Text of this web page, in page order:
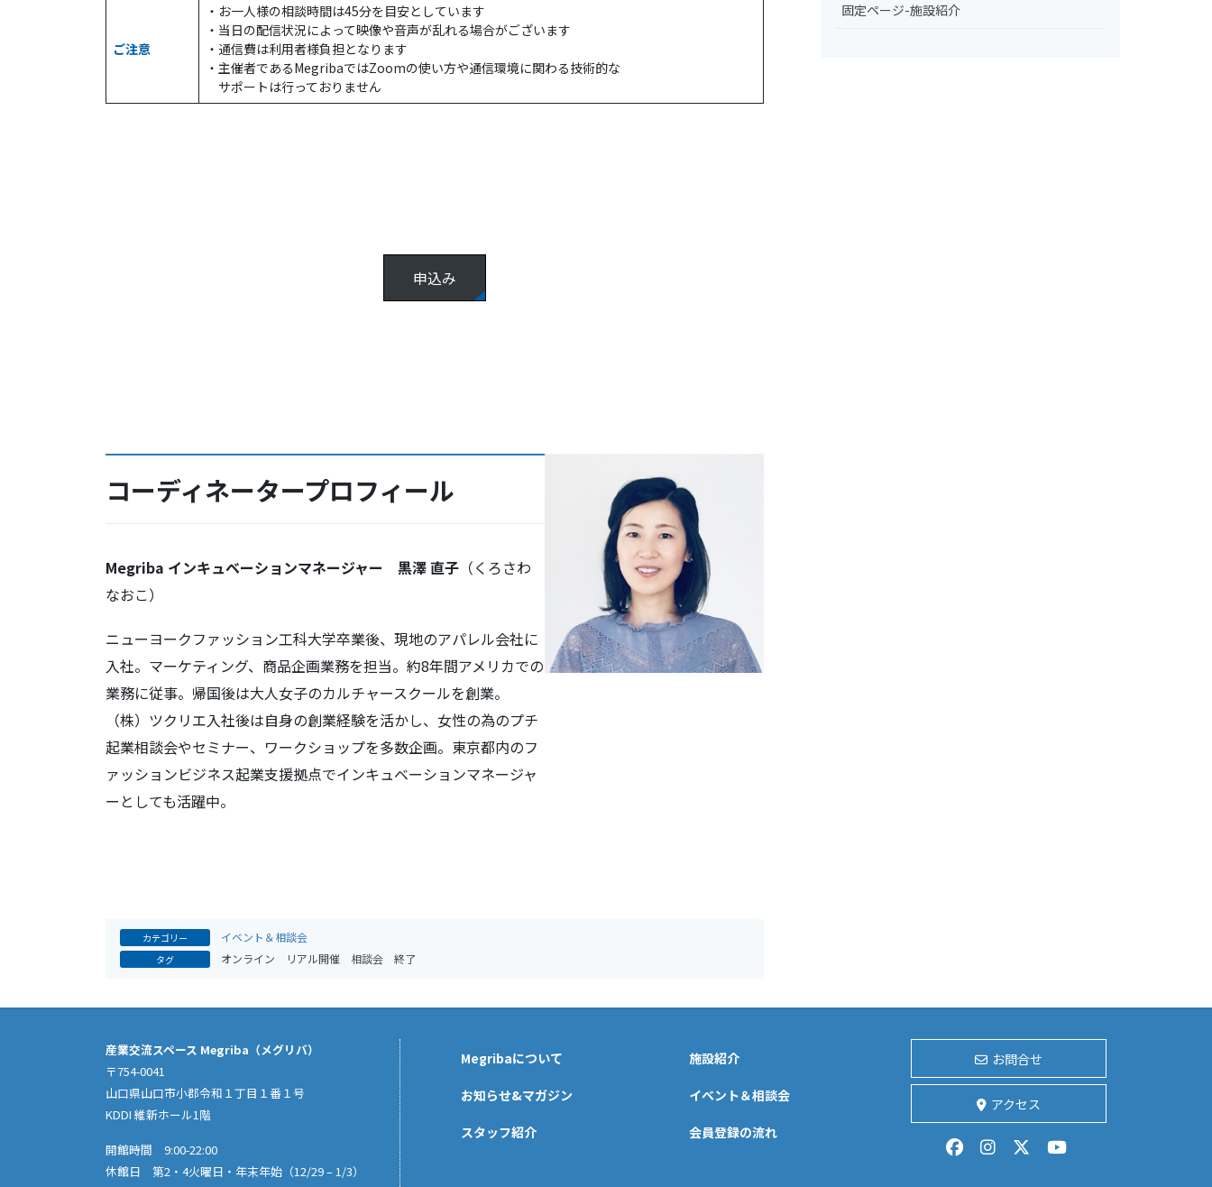
ご注意
・お一人様の相談時間は45分を目安としています
・当日の配信状況によって映像や音声が乱れる場合がございます
・通信費は利用者様負担となります
・主催者であるMegribaではZoomの使い⽅や通信環境に関わる技術的な
サポートは⾏っておりません
申込み
コーディネータープロフィール
Megriba インキュベーションマネージャー 黒澤 直子 （くろさわ
なおこ）
ニューヨークファッション工科大学卒業後、現地のアパレル会社に
入社。マーケティング、商品企画業務を担当。約8年間アメリカでの
業務に従事。帰国後は大人女子のカルチャースクールを創業。
（株）ツクリエ入社後は自身の創業経験を活かし、女性の為のプチ
起業相談会やセミナー、ワークショップを多数企画。東京都内のフ
ァッションビジネス起業支援拠点でインキュベーションマネージャ
ーとしても活躍中。
カテゴリー イベント＆相談会
タグ オンライン リアル開催 相談会 終了
固定ページ-施設紹介
産業交流スペース Megriba（メグリバ）
〒754-0041
山口県山口市小郡令和１丁目１番１号
KDDI 維新ホール1階
開館時間 9:00-22:00
休館日 第2・4火曜日・年末年始（12/29 – 1/3）
Megribaについて 施設紹介
お知らせ&マガジン イベント＆相談会
スタッフ紹介 会員登録の流れ
お問合せ
アクセス